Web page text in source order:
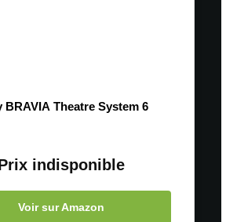
BRAVIA Theatre System 6
indisponible
Voir sur Amazon